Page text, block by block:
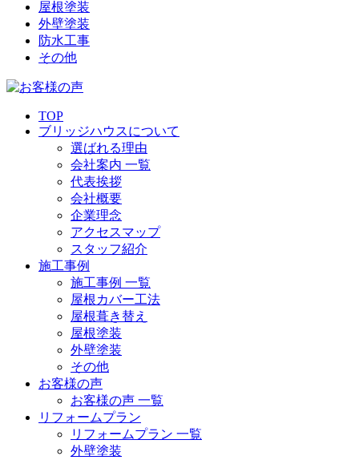
屋根塗装
外壁塗装
防水工事
その他
TOP
ブリッジハウスについて
選ばれる理由
会社案内 一覧
代表挨拶
会社概要
企業理念
アクセスマップ
スタッフ紹介
施工事例
施工事例 一覧
屋根カバー工法
屋根葺き替え
屋根塗装
外壁塗装
その他
お客様の声
お客様の声 一覧
リフォームプラン
リフォームプラン 一覧
外壁塗装